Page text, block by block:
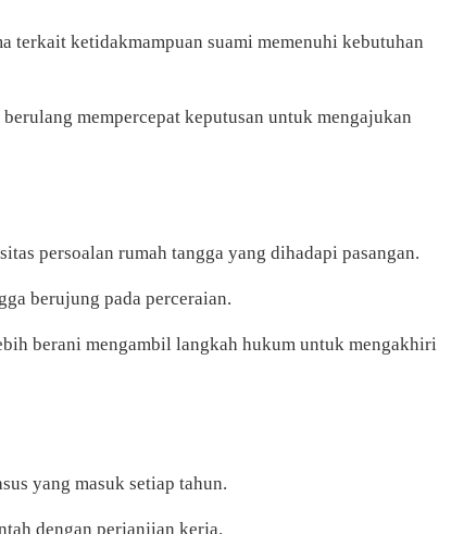
terkait ketidakmampuan suami memenuhi kebutuhan
mempercepat keputusan untuk mengajukan
persoalan rumah tangga yang dihadapi pasangan.
berujung pada perceraian.
berani mengambil langkah hukum untuk mengakhiri
yang masuk setiap tahun.
dengan perjanjian kerja.